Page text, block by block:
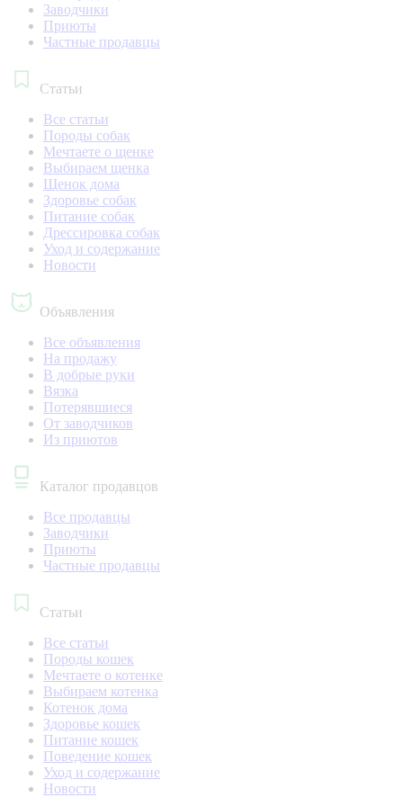
Заводчики
Приюты
Частные продавцы
Статьи
Все статьи
Породы собак
Мечтаете о щенке
Выбираем щенка
Щенок дома
Здоровье собак
Питание собак
Дрессировка собак
Уход и содержание
Новости
Объявления
Все объявления
На продажу
В добрые руки
Вязка
Потерявшиеся
От заводчиков
Из приютов
Каталог продавцов
Все продавцы
Заводчики
Приюты
Частные продавцы
Статьи
Все статьи
Породы кошек
Мечтаете о котенке
Выбираем котенка
Котенок дома
Здоровье кошек
Питание кошек
Поведение кошек
Уход и содержание
Новости